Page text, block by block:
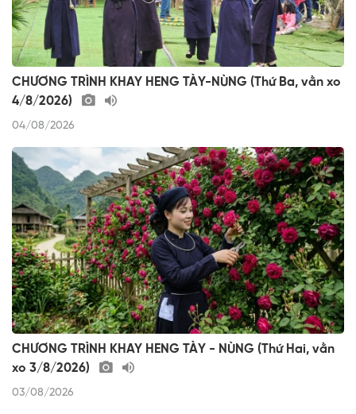
CHƯƠNG TRÌNH KHAY HENG TÀY-NÙNG (Thứ Ba, vằn xo
4/8/2026)
04/08/2026
CHƯƠNG TRÌNH KHAY HENG TÀY - NÙNG (Thứ Hai, vằn
xo 3/8/2026)
03/08/2026